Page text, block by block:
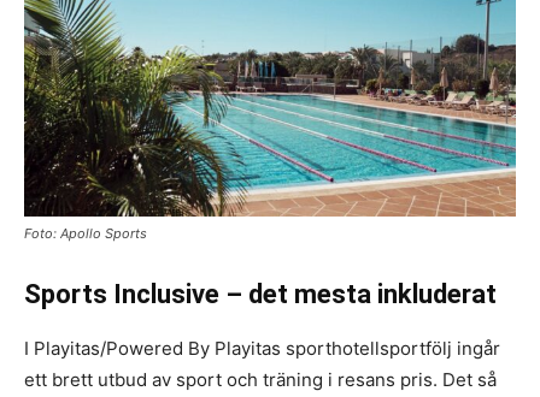
Foto: Apollo Sports
Sports Inclusive – det mesta inkluderat
I Playitas/Powered By Playitas sporthotellsportfölj ingår
ett brett utbud av sport och träning i resans pris. Det så